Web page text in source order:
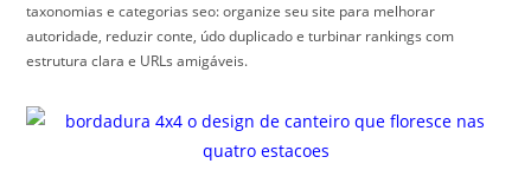
taxonomias e categorias seo: organize seu site para melhorar
autoridade, reduzir conte, údo duplicado e turbinar rankings com
estrutura clara e URLs amigáveis.